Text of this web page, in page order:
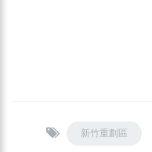
新竹重劃區